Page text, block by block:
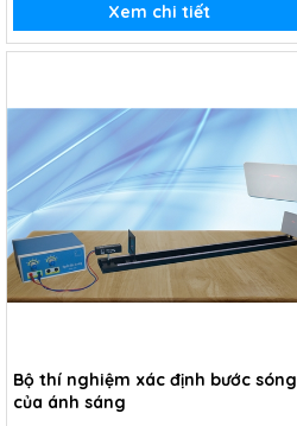
Xem chi tiết
Bộ thí nghiệm xác định bước sóng
của ánh sáng